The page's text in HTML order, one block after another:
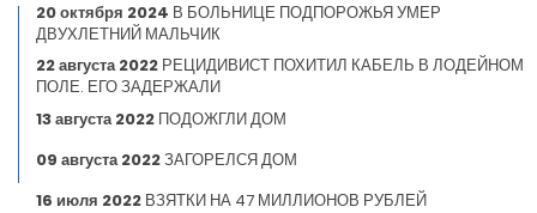
20 октября 2024 В БОЛЬНИЦЕ ПОДПОРОЖЬЯ УМЕР
ДВУХЛЕТНИЙ МАЛЬЧИК
22 августа 2022 РЕЦИДИВИСТ ПОХИТИЛ КАБЕЛЬ В ЛОДЕЙНОМ
ПОЛЕ. ЕГО ЗАДЕРЖАЛИ
13 августа 2022 ПОДОЖГЛИ ДОМ
09 августа 2022ЗАГОРЕЛСЯ ДОМ
16 июля 2022 ВЗЯТКИ НА 47 МИЛЛИОНОВ РУБЛЕЙ